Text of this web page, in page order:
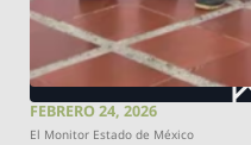
FEBRERO 24, 2026
El Monitor Estado de México